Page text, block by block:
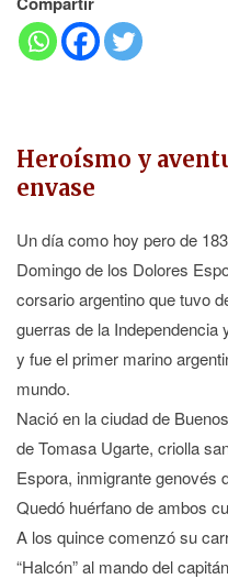
Heroísmo y
envase
Un día como hoy pero de
Domingo de los Dolores
corsario argentino que tuvo
guerras de la Independencia
y fue el primer marino
mundo.
Nació en la ciudad de
de Tomasa Ugarte, criolla
Espora, inmigrante genovés
Quedó huérfano de ambos
A los quince comenzó su
“Halcón” al mando del